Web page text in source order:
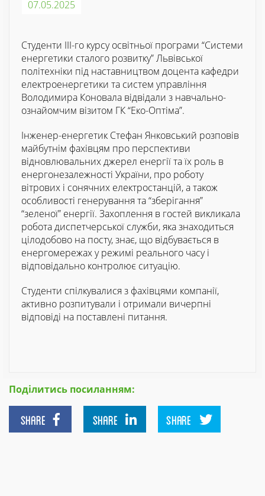
07.05.2025
Студенти ІІІ-го курсу освітньої програми “Системи
енергетики сталого розвитку” Львівської
політехніки під наставництвом доцента кафедри
електроенергетики та систем управління
Володимира Коновала відвідали з навчально-
ознайомчим візитом ГК “Еко-Оптіма”.
Інженер-енергетик Стефан Янковський розповів
майбутнім фахівцям про перспективи
відновлювальних джерел енергії та їх роль в
енергонезалежності України, про роботу
вітрових і сонячних електростанцій, а також
особливості генерування та “зберігання”
“зеленої” енергії. Захоплення в гостей викликала
робота диспетчерської служби, яка знаходиться
цілодобово на посту, знає, що відбувається в
енергомережах у режимі реального часу і
відповідально контролює ситуацію.
Студенти спілкувалися з фахівцями компанії,
активно розпитували і отримали вичерпні
відповіді на поставлені питання.
Поділитись посиланням:
SHARE SHARE SHARE